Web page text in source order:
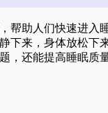
帮助人们快速进入
下来，身体放松下
，还能提高睡眠质